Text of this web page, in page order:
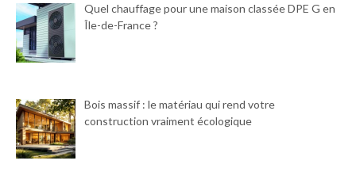
Quel chauffage pour une maison classée DPE G en
Île-de-France ?
Bois massif : le matériau qui rend votre
construction vraiment écologique